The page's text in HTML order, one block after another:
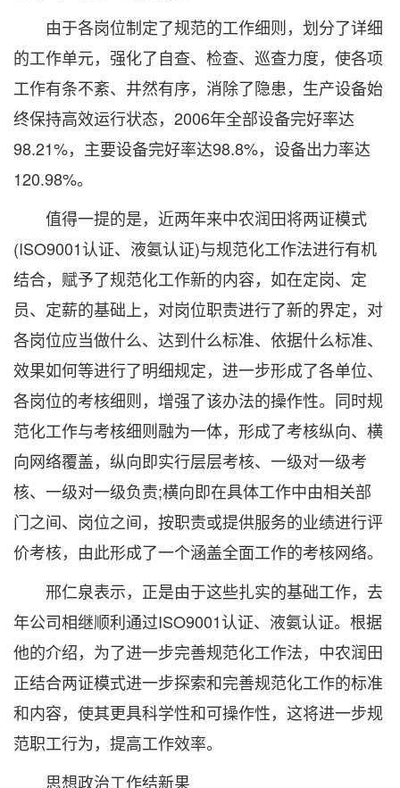
由于各岗位制定了规范的工作细则，划分了详细
的工作单元，强化了自查、检查、巡查力度，使各项
工作有条不紊、井然有序，消除了隐患，生产设备始
终保持高效运行状态，2006年全部设备完好率达
98.21%，主要设备完好率达98.8%，设备出力率达
120.98%。
值得一提的是，近两年来中农润田将两证模式
(ISO9001认证、液氨认证)与规范化工作法进行有机
结合，赋予了规范化工作新的内容，如在定岗、定
员、定薪的基础上，对岗位职责进行了新的界定，对
各岗位应当做什么、达到什么标准、依据什么标准、
效果如何等进行了明细规定，进一步形成了各单位、
各岗位的考核细则，增强了该办法的操作性。同时规
范化工作与考核细则融为一体，形成了考核纵向、横
向网络覆盖，纵向即实行层层考核、一级对一级考
核、一级对一级负责;横向即在具体工作中由相关部
门之间、岗位之间，按职责或提供服务的业绩进行评
价考核，由此形成了一个涵盖全面工作的考核网络。
邢仁泉表示，正是由于这些扎实的基础工作，去
年公司相继顺利通过ISO9001认证、液氨认证。根据
他的介绍，为了进一步完善规范化工作法，中农润田
正结合两证模式进一步探索和完善规范化工作的标准
和内容，使其更具科学性和可操作性，这将进一步规
范职工行为，提高工作效率。
思想政治工作结新果